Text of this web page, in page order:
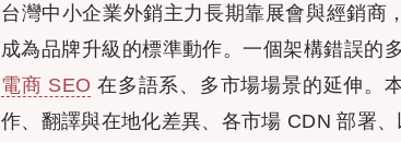
台灣中小企業外銷主力長期靠展會與經銷商
成為品牌升級的標準動作。一個架構錯誤的
電商 SEO 在多語系、多市場場景的延伸。
作、翻譯與在地化差異、各市場 CDN 部署